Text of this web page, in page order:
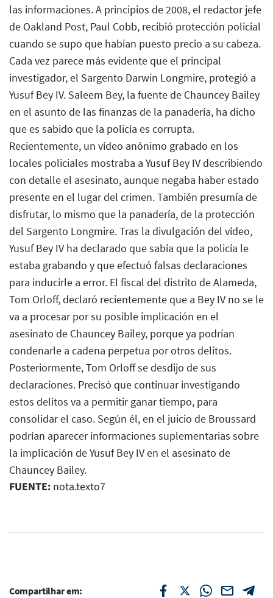
las informaciones. A principios de 2008, el redactor jefe
de Oakland Post, Paul Cobb, recibió protección policial
cuando se supo que habían puesto precio a su cabeza.
Cada vez parece más evidente que el principal
investigador, el Sargento Darwin Longmire, protegió a
Yusuf Bey IV. Saleem Bey, la fuente de Chauncey Bailey
en el asunto de las finanzas de la panadería, ha dicho
que es sabido que la policía es corrupta.
Recientemente, un vídeo anónimo grabado en los
locales policiales mostraba a Yusuf Bey IV describiendo
con detalle el asesinato, aunque negaba haber estado
presente en el lugar del crimen. También presumía de
disfrutar, lo mismo que la panadería, de la protección
del Sargento Longmire. Tras la divulgación del vídeo,
Yusuf Bey IV ha declarado que sabía que la policía le
estaba grabando y que efectuó falsas declaraciones
para inducirle a error. El fiscal del distrito de Alameda,
Tom Orloff, declaró recientemente que a Bey IV no se le
va a procesar por su posible implicación en el
asesinato de Chauncey Bailey, porque ya podrían
condenarle a cadena perpetua por otros delitos.
Posteriormente, Tom Orloff se desdijo de sus
declaraciones. Precisó que continuar investigando
estos delitos va a permitir ganar tiempo, para
consolidar el caso. Según él, en el juicio de Broussard
podrían aparecer informaciones suplementarias sobre
la implicación de Yusuf Bey IV en el asesinato de
Chauncey Bailey.
FUENTE: nota.texto7
Compartilhar em: